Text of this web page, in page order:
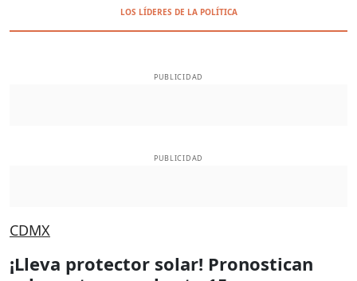
LOS LÍDERES DE LA POLÍTICA
PUBLICIDAD
PUBLICIDAD
CDMX
¡Lleva protector solar! Pronostican